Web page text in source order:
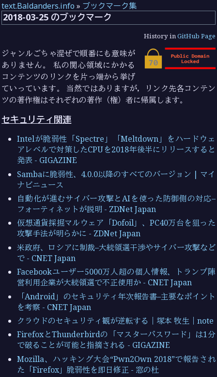
text.Baldanders.info » ブックマーク集
2018-03-25 のブックマーク
History inGitHub Page
ジャンルごちゃ混ぜで順番にも意味が
ありません。 私の関心領域にかかる
コンテンツのリンクを片っ端から挙げ
ていっています。 当然ではありますが，リンク先各コンテン
ツの著作権はそれぞれの著作（権）者に帰属します。
セキュリティ関連
Intelが脆弱性「Spectre」「Meltdown」をハードウェ
アレベルで対策したCPUを2018年後半にリリースすると
発表 - GIGAZINE
Sambaに脆弱性、4.0.0以降のすべてのバージョン | マイ
ナビニュース
自動化が進むサイバー攻撃とAIを使った防御側の対応–
フォーティネットが説明 - ZDNet Japan
仮想通貨採掘マルウェア「Dofoil」、PC40万台を狙った
攻撃手法が明らかに - ZDNet Japan
米政府、ロシアに制裁–大統領選干渉やサイバー攻撃など
で - CNET Japan
Facebookユーザー5000万人超の個人情報、トランプ陣
営利用企業が大統領選で不正使用か - CNET Japan
「Android」のセキュリティ年次報告書–主要なポイント
を考察 - CNET Japan
クラウドのセキュリティ観が逆転する｜塚本 牧生｜note
FirefoxとThunderbirdの「マスターパスワード」は1分
で破ることが可能と指摘される - GIGAZINE
Mozilla、ハッキング大会“Pwn2Own 2018”で報告され
た「Firefox」脆弱性を即日修正 - 窓の杜